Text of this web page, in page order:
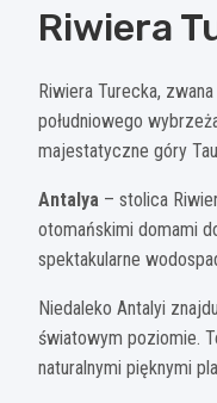
Riwiera
Riwiera Turecka,
południowego
majestatyczne góry
Antalya – stolica
otomańskimi domami
spektakularne
Niedaleko Antalyi
światowym poziomie.
naturalnymi pięknymi